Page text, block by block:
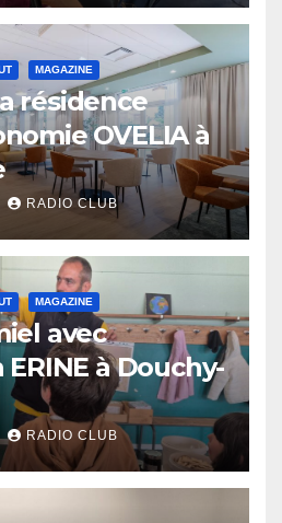
MAGAZINE
résidence
OVELIA à
RADIO CLUB
MAGAZINE
avec
ERINE à Douchy-
RADIO CLUB